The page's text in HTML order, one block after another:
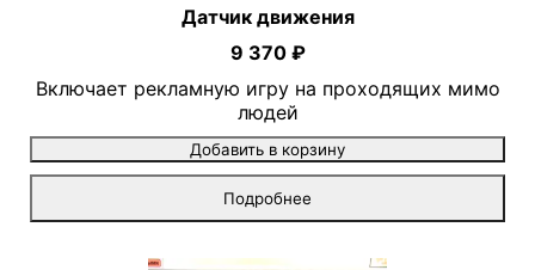
Датчик движения
9 370 ₽
Включает рекламную игру на проходящих мимо
людей
Добавить в корзину
Подробнее